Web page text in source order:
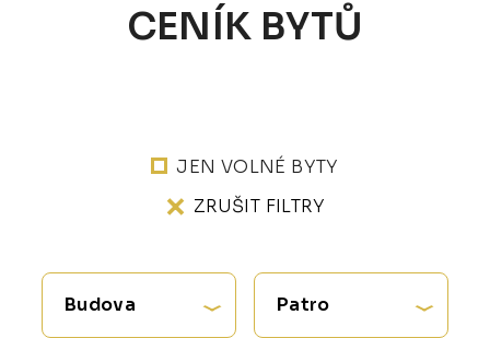
CENÍK BYTŮ
JEN VOLNÉ BYTY
ZRUŠIT FILTRY
Budova Patro